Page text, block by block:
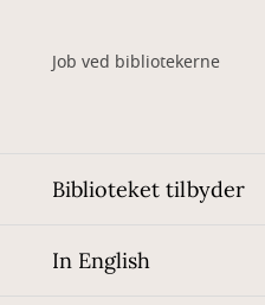
Job ved bibliotekerne
Biblioteket tilbyder
In English